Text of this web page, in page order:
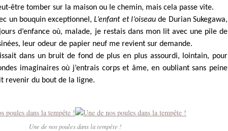
être tomber sur la maison ou le chemin, mais cela passe vite.
un bouquin exceptionnel,L’enfant et l’oiseau de Durian Sukegawa,
d’enfance où, malade, je restais dans mon lit avec une pile de
leur odeur de papier neuf me revient sur demande.
dans un bruit de fond de plus en plus assourdi, lointain, pour
imaginaires où j’entrais corps et âme, en oubliant sans peine
revenir du bout de la ligne.
Une de nos poules dans la tempête !